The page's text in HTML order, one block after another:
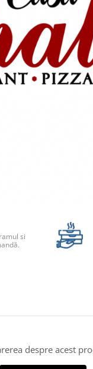
si
despre acest